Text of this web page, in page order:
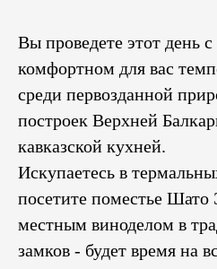
Вы проведете этот день
комфортном для вас
среди первозданной
построек Верхней
кавказской кухней.
Искупаетесь в
посетите поместье Шато
местным виноделом в
замков - будет время на